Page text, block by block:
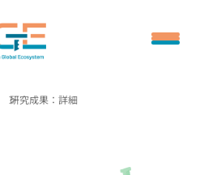
研究成果：詳細